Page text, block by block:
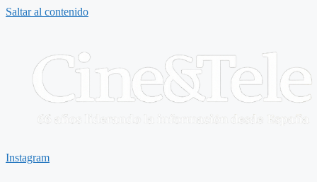
Saltar al contenido
Instagram